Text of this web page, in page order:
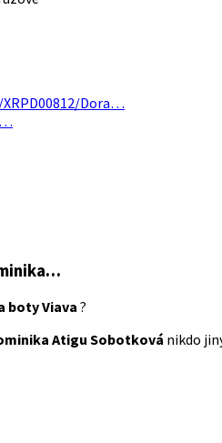
Dora…
boty Viava ?
Atigu Sobotková nikdo